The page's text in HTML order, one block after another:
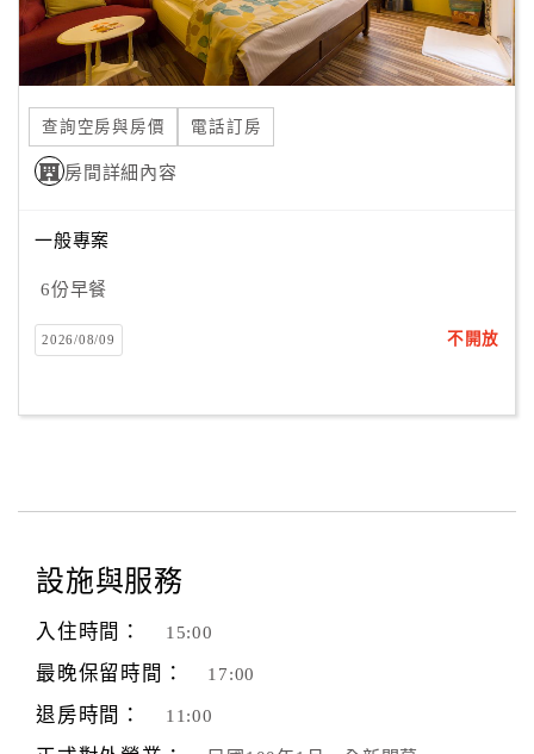
客
服
紅
利
查
訂
房
Q&A
請
款
據
查詢空房與房價 電話訂房
房間詳細內容
一般專案
6份早餐
2026/08/09 不開放
設施與服務
入住時間： 15:00
最晚保留時間： 17:00
退房時間： 11:00